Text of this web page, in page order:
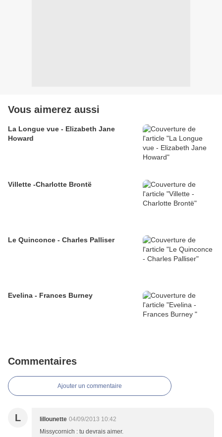
Vous aimerez aussi
La Longue vue - Elizabeth Jane
Howard
Villette -Charlotte Brontë
Le Quinconce - Charles Palliser
Evelina - Frances Burney
Commentaires
Ajouter un commentaire
L lillounette 04/09/2013 10:42
Missycornich : tu devrais aimer.